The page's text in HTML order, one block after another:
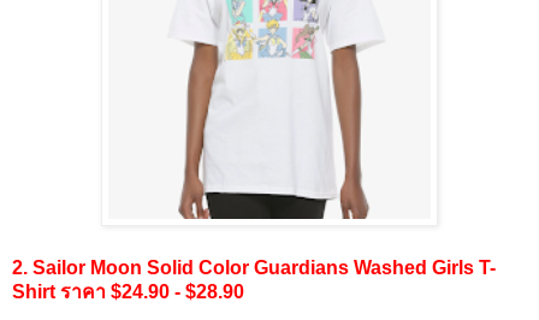
2. Sailor Moon Solid Color Guardians Washed Girls T-
Shirt ราคา $24.90 - $28.90